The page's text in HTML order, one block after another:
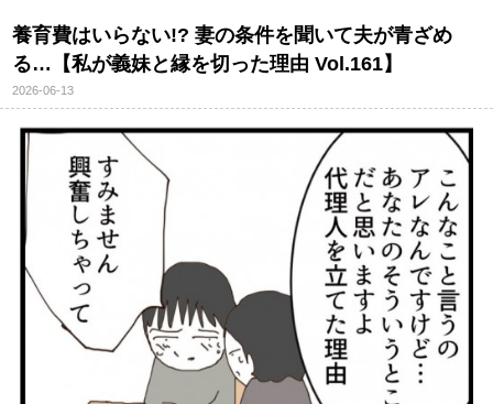
養育費はいらない!? 妻の条件を聞いて夫が青ざめ
る…【私が義妹と縁を切った理由 Vol.161】
2026-06-13